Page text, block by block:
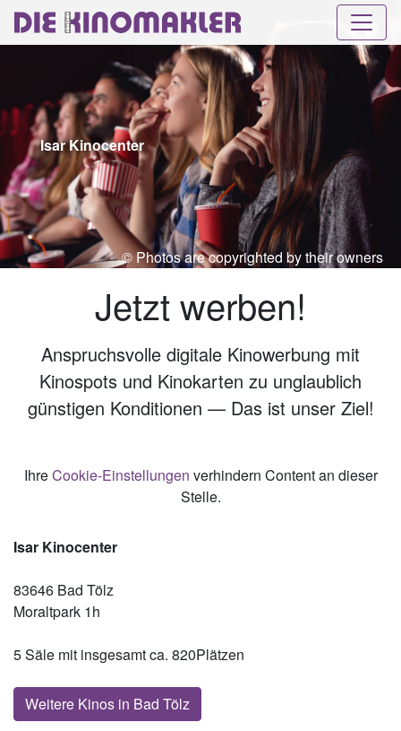
Isar Kinocenter
© Photos are copyrighted by their owners
Jetzt werben!
Anspruchsvolle digitale Kinowerbung mit
Kinospots und Kinokarten zu unglaublich
günstigen Konditionen — Das ist unser Ziel!
IhreCookie-Einstellungen verhindern Content an dieser
Stelle.
Isar Kinocenter
83646 Bad Tölz
Moraltpark 1h
5 Säle mit insgesamt ca. 820Plätzen
Weitere Kinos in Bad Tölz